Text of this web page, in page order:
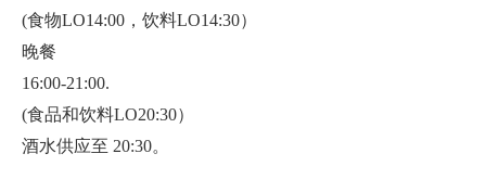
(食物LO14:00，饮料LO14:30）
晚餐
16:00-21:00.
(食品和饮料LO20:30）
酒水供应至 20:30。